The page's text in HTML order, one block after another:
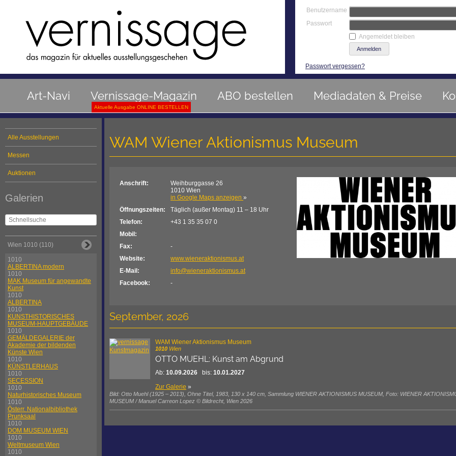
Benutzername
Passwort
Angemeldet bleiben
Passwort vergessen?
Art-Navi Vernissage-Magazin ABO bestellen Mediadaten & Preise
Aktuelle Ausgabe ONLINE BESTELLEN
Alle Ausstellungen
Messen
Auktionen
Galerien
Wien 1010 (110)
1010
ALBERTINA modern
1010
MAK Museum für angewandte
Kunst
1010
ALBERTINA
1010
KUNSTHISTORISCHES
MUSEUM-HAUPTGEBÄUDE
1010
GEMÄLDEGALERIE der
Akademie der bildenden
Künste Wien
1010
KÜNSTLERHAUS
1010
SECESSION
1010
Naturhistorisches Museum
1010
Österr. Nationalbibliothek
Prunksaal
1010
DOM MUSEUM WIEN
1010
Weltmuseum Wien
1010
WAM Wiener Aktionismus Museum
Anschrift:
Weihburggasse 26
1010 Wien
in Google Maps anzeigen »
Öffnungszeiten:
Täglich (außer Montag) 11 – 18 Uhr
Telefon:
+43 1 35 35 07 0
Mobil:
Fax:
-
Website:
www.wieneraktionismus.at
E-Mail:
info@wieneraktionismus.at
Facebook:
-
September, 2026
WAM Wiener Aktionismus Museum
1010 Wien
OTTO MUEHL: Kunst am Abgrund
Ab: 10.09.2026 bis: 10.01.2027
Zur Galerie »
Bild: Otto Muehl (1925 – 2013), Ohne Titel, 1983, 130 x 140 cm, Sammlung WIENER AKTIONISMUS MUSEUM, Foto: WIENER
MUSEUM / Manuel Carreon Lopez © Bildrecht, Wien 2026